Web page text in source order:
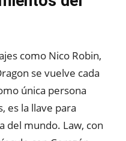
como Nico Robin,
se vuelve cada
única persona
es la llave para
del mundo. Law, con